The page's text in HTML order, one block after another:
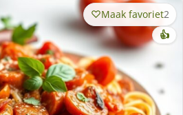
Maak favoriet2
👍